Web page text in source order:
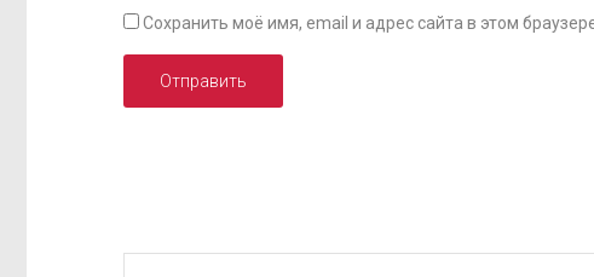
Сохранить моё имя, email и адрес сайта в этом